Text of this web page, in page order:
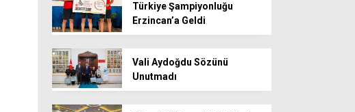
Türkiye Şampiyonluğu
Erzincan’a Geldi
Vali Aydoğdu Sözünü
Unutmadı